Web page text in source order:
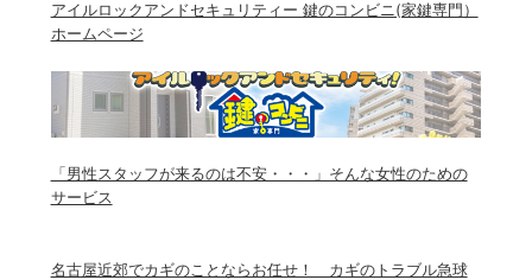
アイルロックアンドセキュリティー 鍵のコンビニ(家鍵専門）
ホームページ
「男性スタッフが来るのは不安・・・」そんな女性のための
サービス
名古屋近郊でカギのことならお任せ！ カギのトラブル急球